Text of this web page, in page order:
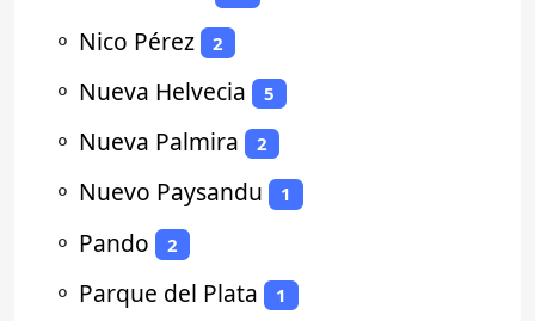
⚬ Nico Pérez 2
⚬ Nueva Helvecia 5
⚬ Nueva Palmira 2
⚬ Nuevo Paysandu 1
⚬ Pando 2
⚬ Parque del Plata 1